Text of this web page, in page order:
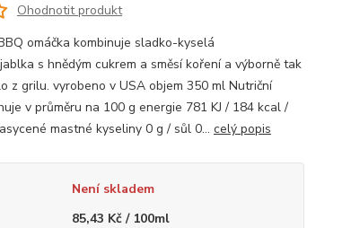
Ohodnotit produkt
omáčka kombinuje sladko-kyselá
s hnědým cukrem a směsí koření a výborně tak
z grilu. vyrobeno v USA objem 350 ml Nutriční
v průměru na 100 g energie 781 KJ / 184 kcal /
mastné kyseliny 0 g / sůl 0... celý popis
Není skladem
85,43 Kč / 100ml